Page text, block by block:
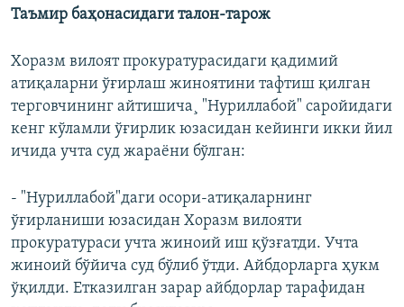
Таъмир баҳонасидаги талон-тарож
Хоразм вилоят прокуратурасидаги қадимий
атиқаларни ўғирлаш жиноятини тафтиш қилган
терговчининг айтишича¸ "Нуриллабой" саройидаги
кенг кўламли ўғирлик юзасидан кейинги икки йил
ичида учта суд жараëни бўлган:
- "Нуриллабой"даги осори-атиқаларнинг
ўғирланиши юзасидан Хоразм вилояти
прокуратураси учта жиноий иш қўзғатди. Учта
жиноий бўйича суд бўлиб ўтди. Айбдорларга ҳукм
ўқилди. Етказилган зарар айбдорлар тарафидан